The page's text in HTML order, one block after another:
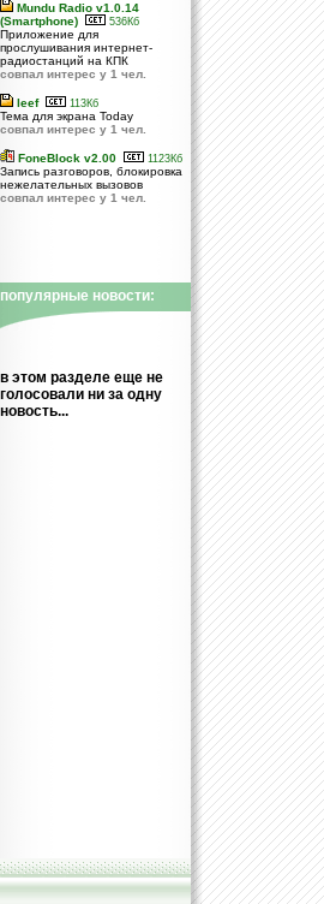
Mundu Radio v1.0.14
(Smartphone)
536Кб
Приложение для
прослушивания интернет-
радиостанций на КПК
совпал интерес у 1 чел.
leef 113Кб
Тема для экрана Today
совпал интерес у 1 чел.
FoneBlock v2.00 1123Кб
Запись разговоров, блокировка
нежелательных вызовов
совпал интерес у 1 чел.
популярные новости:
в этом разделе еще не
голосовали ни за одну
новость...